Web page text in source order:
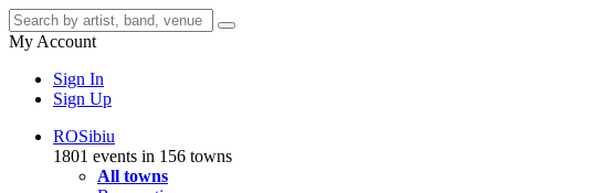
My Account
Sign In
Sign Up
ROSibiu
1801 events in 156 towns
All towns